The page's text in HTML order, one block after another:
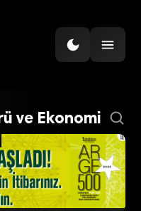
ve Ekonomi